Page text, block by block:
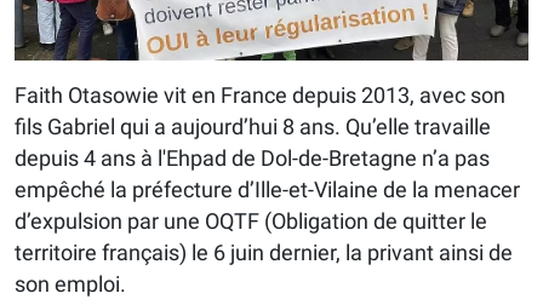
Faith Otasowie vit en France depuis 2013, avec son
fils Gabriel qui a aujourd’hui 8 ans. Qu’elle travaille
depuis 4 ans à l'Ehpad de Dol-de-Bretagne n’a pas
empêché la préfecture d’Ille-et-Vilaine de la menacer
d’expulsion par une OQTF (Obligation de quitter le
territoire français) le 6 juin dernier, la privant ainsi de
son emploi.